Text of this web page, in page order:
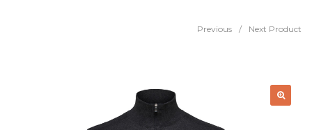
Previous / Next Product